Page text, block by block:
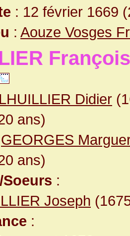
: 12 février 1669
: Aouze Vosges
LHUILLIER Didier
ans)
GEORGES
ans)
Soeurs :
Joseph
: